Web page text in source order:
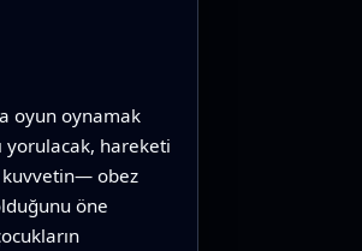
oyun oynamak
yorulacak, hareketi
kuvvetin— obez
öne